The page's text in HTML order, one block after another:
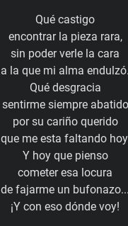
Qué castigo
encontrar la pieza rara,
sin poder verle la cara
a la que mi alma endulzó.
Qué desgracia
sentirme siempre abatido
por su cariño querido
que me esta faltando
Y hoy que pienso
cometer esa locura
de fajarme un bufonazo...
¡Y con eso dónde voy!